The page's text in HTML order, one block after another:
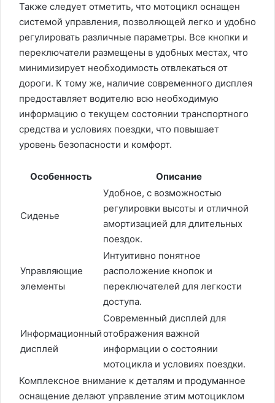
Также следует отметить, что мотоцикл оснащен
системой управления, позволяющей легко и удобно
регулировать различные параметры. Все кнопки и
переключатели размещены в удобных местах, что
минимизирует необходимость отвлекаться от
дороги. К тому же, наличие современного дисплея
предоставляет водителю всю необходимую
информацию о текущем состоянии транспортного
средства и условиях поездки, что повышает
уровень безопасности и комфорт.
Особенность Описание
Сиденье
Удобное, с возможностью
регулировки высоты и отличной
амортизацией для длительных
поездок.
Управляющие
элементы
Интуитивно понятное
расположение кнопок и
переключателей для легкости
доступа.
Информационный
дисплей
Современный дисплей для
отображения важной
информации о состоянии
мотоцикла и условиях поездки.
Комплексное внимание к деталям и продуманное
оснащение делают управление этим мотоциклом